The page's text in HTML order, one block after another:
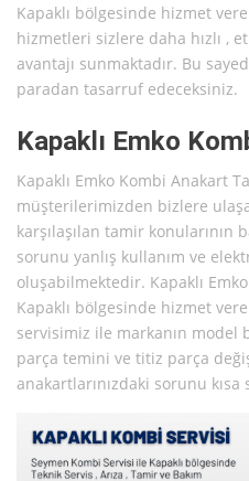
Kapaklı bölgesinde hizmet
hizmetleri sizlere daha hızlı ,
avantajı sunmaktadır. Bu
paradan tasarruf edeceksiniz.
Kapaklı Emko
Kapaklı Emko Kombi Anakart
müşterilerimizden bizlere
karşılaşılan tamir konularının
sorunu yanlış kullanım ve
oluşabilmektedir. Kapaklı
Kapaklı bölgesinde hizmet
servisimiz ile markanın
parça temini ve titiz parça
anakartlarınızdaki sorunu